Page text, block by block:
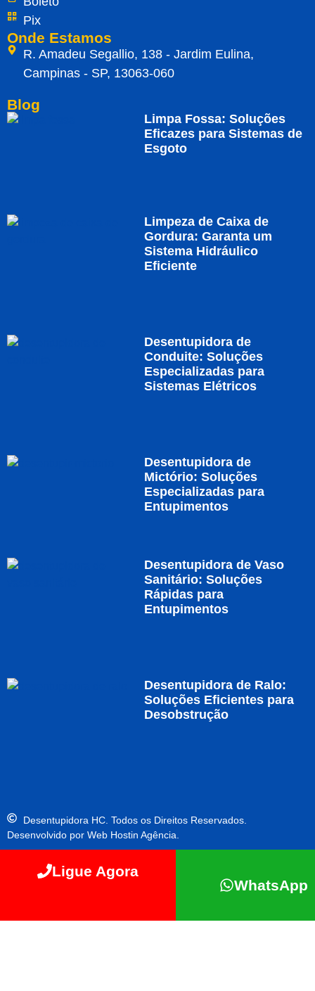
Pix
Onde Estamos
R. Amadeu Segallio, 138 - Jardim Eulina,
Campinas - SP, 13063-060
Blog
Limpa Fossa: Soluções
Eficazes para Sistemas de
Esgoto
Limpeza de Caixa de
Gordura: Garanta um
Sistema Hidráulico
Eficiente
Desentupidora de
Conduite: Soluções
Especializadas para
Sistemas Elétricos
Desentupidora de
Mictório: Soluções
Especializadas para
Entupimentos
Desentupidora de Vaso
Sanitário: Soluções
Rápidas para
Entupimentos
Desentupidora de Ralo:
Soluções Eficientes para
Desobstrução
Desentupidora HC. Todos os Direitos Reservados.
Desenvolvido por Web Hostin Agência.
Ligue Agora
WhatsApp